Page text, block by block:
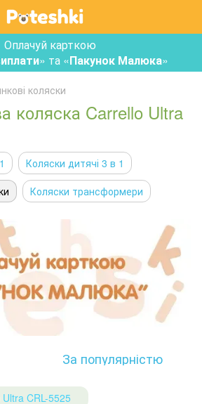
Оплачуй карткою
» та «Пакунок Малюка»
коляски
коляска Carrello Ultra
Коляски дитячі 3 в 1
Коляски трансформери
За популярністю
CRL-5525